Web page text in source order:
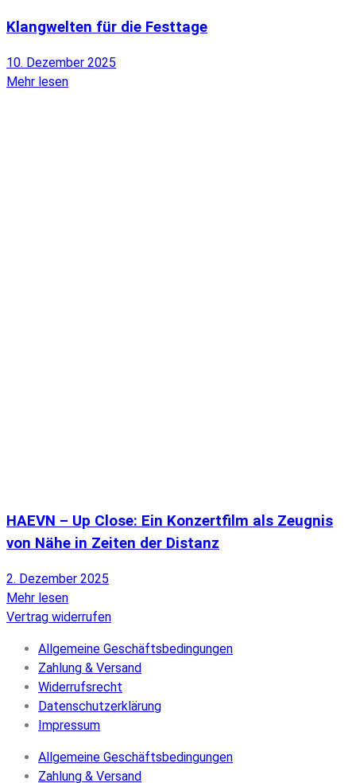
Klangwelten für die Festtage
10. Dezember 2025
Mehr lesen
HAEVN – Up Close: Ein Konzertfilm als Zeugnis
von Nähe in Zeiten der Distanz
2. Dezember 2025
Mehr lesen
Vertrag widerrufen
Allgemeine Geschäftsbedingungen
Zahlung & Versand
Widerrufsrecht
Datenschutzerklärung
Impressum
Allgemeine Geschäftsbedingungen
Zahlung & Versand